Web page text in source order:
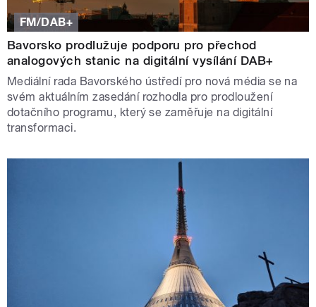
FM/DAB+
Bavorsko prodlužuje podporu pro přechod
analogových stanic na digitální vysílání DAB+
Mediální rada Bavorského ústředí pro nová média se na
svém aktuálním zasedání rozhodla pro prodloužení
dotačního programu, který se zaměřuje na digitální
transformaci.